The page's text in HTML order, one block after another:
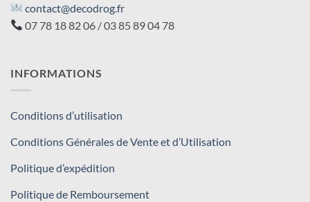
contact@decodrog.fr
07 78 18 82 06 / 03 85 89 04 78
INFORMATIONS
Conditions d’utilisation
Conditions Générales de Vente et d’Utilisation
Politique d’expédition
Politique de Remboursement